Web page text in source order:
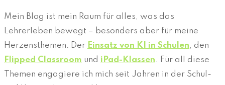
Mein Blog ist mein Raum für alles, was das
Lehrerleben bewegt – besonders aber für meine
Herzensthemen: Der Einsatz von KI in Schulen, den
Flipped Classroom und iPad-Klassen. Für all diese
Themen engagiere ich mich seit Jahren in der Schul-